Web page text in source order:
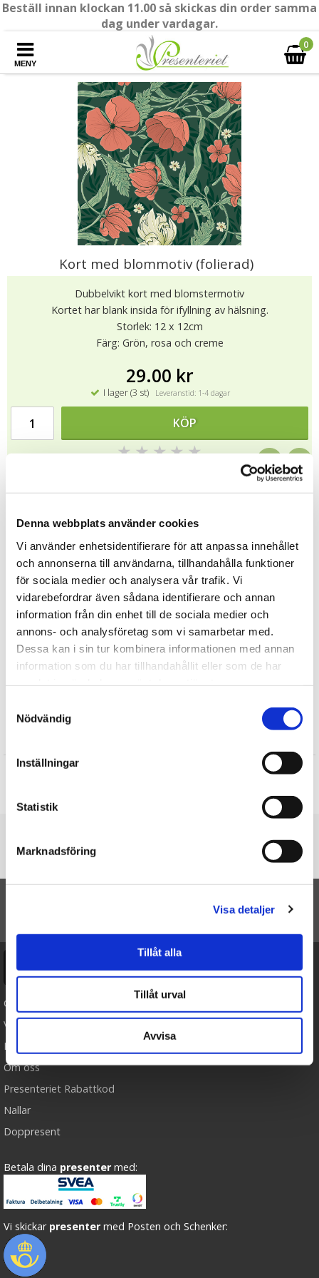
Denna webbplats använder cookies
Vi använder enhetsidentifierare för att anpassa innehållet
och annonserna till användarna, tillhandahålla funktioner
för sociala medier och analysera vår trafik. Vi
vidarebefordrar även sådana identifierare och annan
information från din enhet till de sociala medier och
annons- och analysföretag som vi samarbetar med.
Dessa kan i sin tur kombinera informationen med annan
information som du har tillhandahållit eller som de har
Nödvändig
Inställningar
Statistik
Marknadsföring
Visa detaljer
Tillåt alla
Tillåt urval
Avvisa
Beställ innan klockan 11.00 så skickas din order samma
dag under vardagar.
MENY
0
Kort med blommotiv (folierad)
Dubbelvikt kort med blomstermotiv
Kortet har blank insida för ifyllning av hälsning.
Storlek: 12 x 12cm
Färg: Grön, rosa och creme
29.00 kr
I lager (3 st) Leveranstid: 1-4 dagar
KÖP
★★★★★
Upptäck mer
Gratulationskort
Sköna Ting
Gå-bort-presenter
Inflyttningspresenter
Ångra köp
Cookies
Varumärken
Köpvillkor
Om oss
Presenteriet Rabattkod
Nallar
Doppresent
Betala dina presenter med:
Vi skickar presenter med Posten och Schenker: